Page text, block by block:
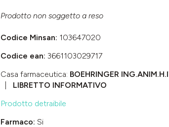
Prodotto non soggetto a reso
Codice Minsan: 103647020
Codice ean: 3661103029717
Casa farmaceutica: BOEHRINGER
LIBRETTO INFORMATIVO
Prodotto detraibile
Farmaco: Si